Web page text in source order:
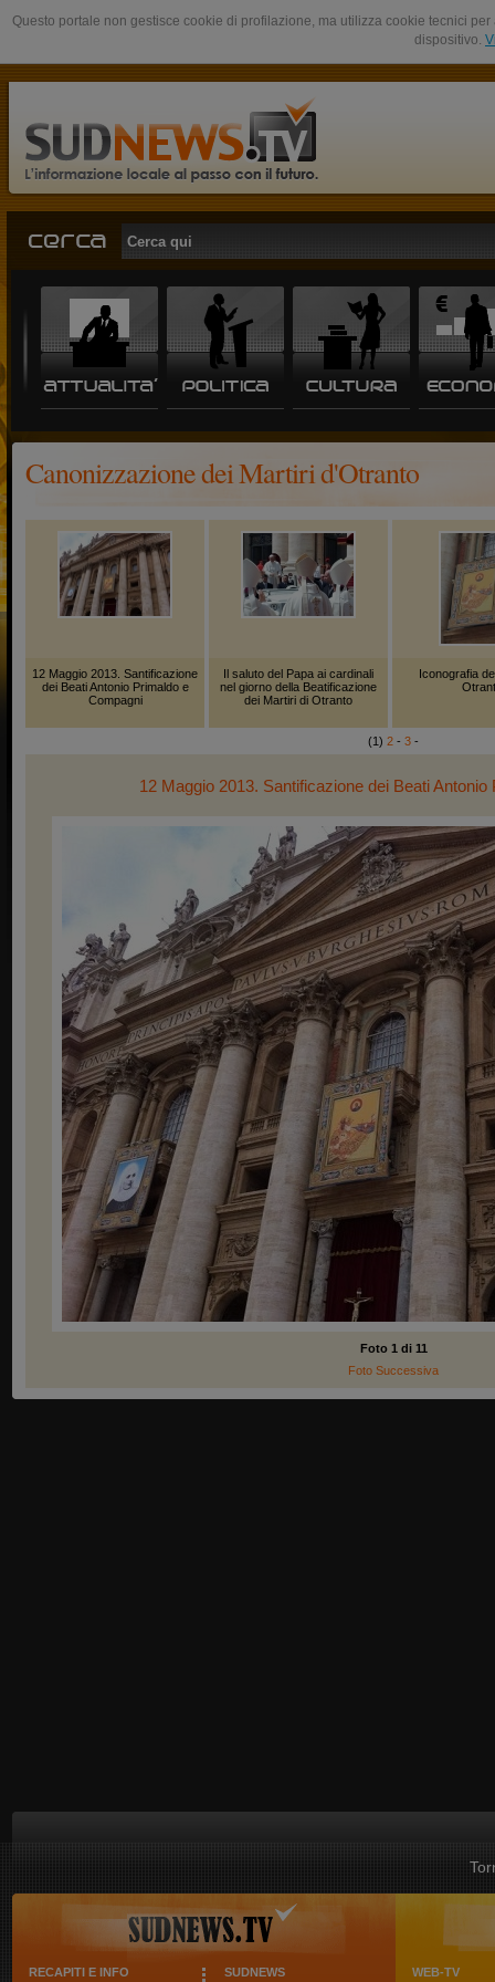
Questo portale non gestisce cookie di profilazione, ma utilizza cookie tecnici
dispositivo.
Canonizzazione dei Martiri d'Otranto
12 Maggio 2013. Santificazione
dei Beati Antonio Primaldo e
Compagni
Il saluto del Papa ai cardinali
nel giorno della Beatificazione
dei Martiri di Otranto
Iconografia
(1) 2 - 3 -
12 Maggio 2013. Santificazione dei Beati
Foto 1 di 11
Foto Successiva
RECAPITI E INFO SUDNEWS WEB-TV